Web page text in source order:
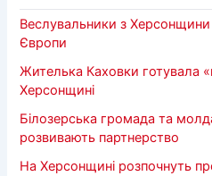
Веслувальники з Херсонщини
Європи
Жителька Каховки готувала
Херсонщині
Білозерська громада та
розвивають партнерство
На Херсонщині розпочнуть